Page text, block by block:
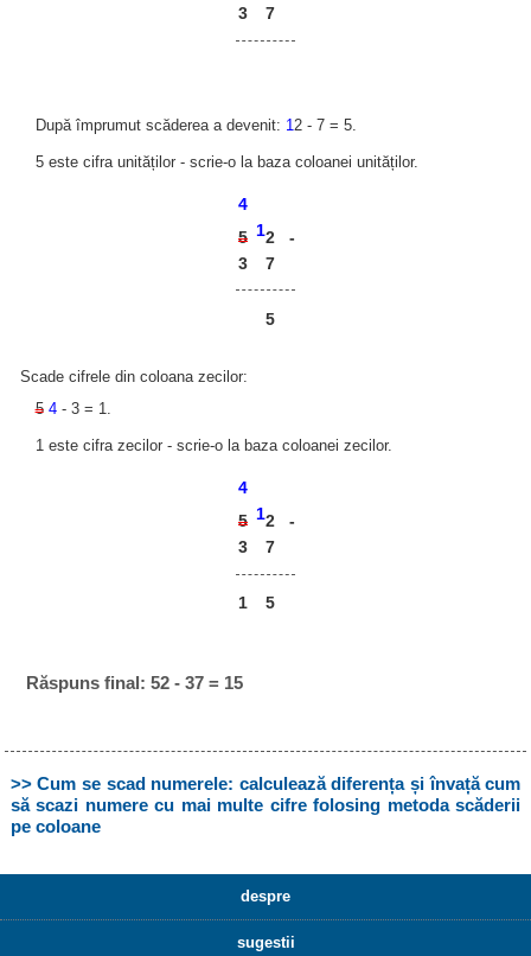
3
7
După împrumut scăderea a devenit: 1 2 - 7 = 5.
5 este cifra unităților - scrie-o la baza coloanei unităților.
4
5 12
-
3
7
5
Scade cifrele din coloana zecilor:
5 4- 3 = 1.
1 este cifra zecilor - scrie-o la baza coloanei zecilor.
4
5 12
-
3
7
1 5
Răspuns final: 52 - 37 = 15
>> Cum se scad numerele: calculează diferența și învață cum
să scazi numere cu mai multe cifre folosing metoda scăderii
pe coloane
despre
sugestii